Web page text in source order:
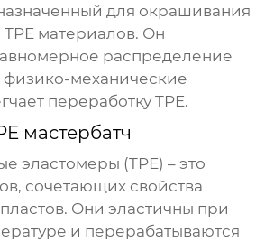
для окрашивания
материалов. Он
распределение
физико-механические
переработку TPE.
мастербатч
эластомеры (TPE) – это
сочетающих свойства
Они эластичны при
и перерабатываются